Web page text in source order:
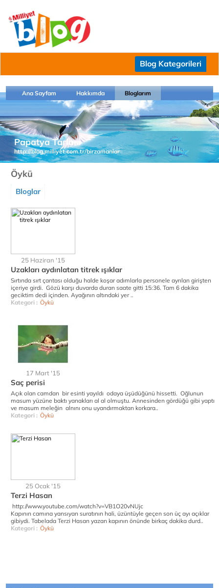
Blog Kategorileri
Ana Sayfam Hakkımda Bloglarım
Papatya Tarlası
http://blog.milliyet.com.tr/birzamanlar
Öykü
Bloglar
25 Haziran '15
Uzakları aydınlatan titrek ışıklar
Sırtında sırt çantası olduğu halde koşar adımlarla personele ayrılan girişten
içeriye girdi. Gözü karşı duvarda duran saate gitti 15:36. Tam 6 dakika
geciktim dedi içinden. Ayağının altındaki yer ..
Kategori : Öykü
17 Mart '15
Saç perisi
Açık olan camdan bir esinti yayıldı odaya üşüdüğünü hissetti. Oğlunun
masum yüzüne baktı yanakları al al olmuştu. Annesinden gördüğü gibi yaptı
ve masum meleğin alnını onu uyandırmaktan korkara..
Kategori : Öykü
25 Ocak '15
Terzi Hasan
http://www.youtube.com/watch?v=VB1O20vNUjc
Kapının camına yansıyan suratının hali, üzüntüyle geçen son üç ayı açıklar
gibiydi. Tabelada Terzi Hasan yazan kapının önünde birkaç dakika durd..
Kategori : Öykü